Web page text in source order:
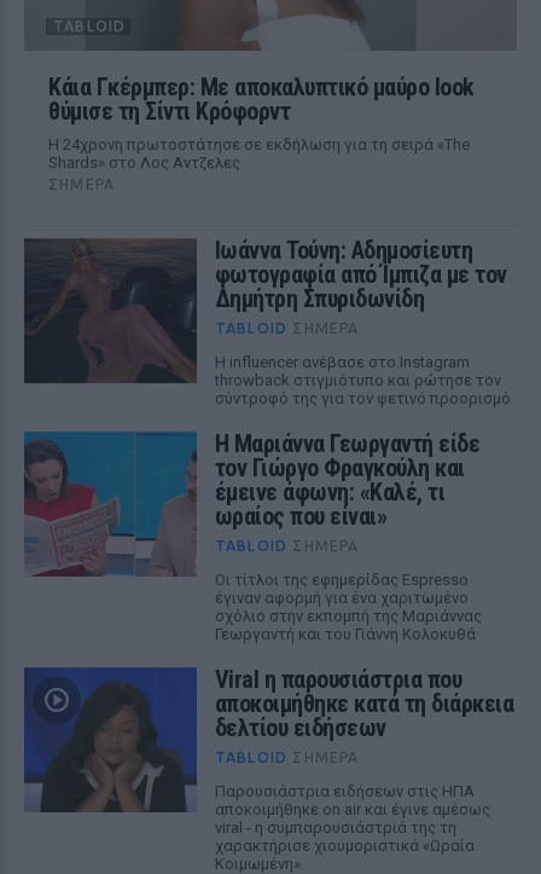
TABLOID
Κάια Γκέρμπερ: Με αποκαλυπτικό μαύρο look
θύμισε τη Σίντι Κρόφορντ
Η 24χρονη πρωτοστάτησε σε εκδήλωση για τη σειρά «The
Shards» στο Λος Αντζελες
ΣΉΜΕΡΑ
Ιωάννα Τούνη: Αδημοσίευτη
φωτογραφία από Ίμπιζα με τον
Δημήτρη Σπυριδωνίδη
TABLOID ΣΉΜΕΡΑ
Η influencer ανέβασε στο Instagram
throwback στιγμιότυπο και ρώτησε τον
σύντροφό της για τον φετινό προορισμό
Η Μαριάννα Γεωργαντή είδε
τον Γιώργο Φραγκούλη και
έμεινε άφωνη: «Καλέ, τι
ωραίος που είναι»
TABLOID ΣΉΜΕΡΑ
Οι τίτλοι της εφημερίδας Espresso
έγιναν αφορμή για ένα χαριτωμένο
σχόλιο στην εκπομπή της Μαριάννας
Γεωργαντή και του Γιάννη Κολοκυθά
Viral η παρουσιάστρια που
αποκοιμήθηκε κατά τη διάρκεια
δελτίου ειδήσεων
TABLOID ΣΉΜΕΡΑ
Παρουσιάστρια ειδήσεων στις ΗΠΑ
αποκοιμήθηκε on air και έγινε αμέσως
viral - η συμπαρουσιάστριά της τη
χαρακτήρισε χιουμοριστικά «Ωραία
Κοιμωμένη».